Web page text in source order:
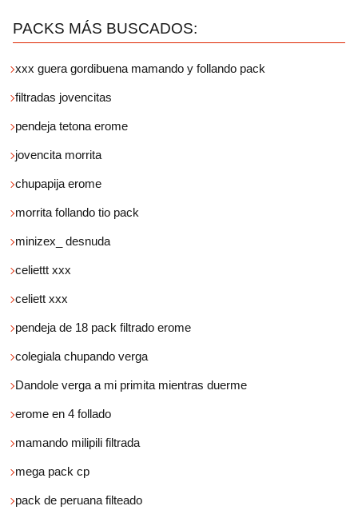
PACKS MÁS BUSCADOS:
xxx guera gordibuena mamando y follando pack
filtradas jovencitas
pendeja tetona erome
jovencita morrita
chupapija erome
morrita follando tio pack
minizex_ desnuda
celiettt xxx
celiett xxx
pendeja de 18 pack filtrado erome
colegiala chupando verga
Dandole verga a mi primita mientras duerme
erome en 4 follado
mamando milipili filtrada
mega pack cp
pack de peruana filteado